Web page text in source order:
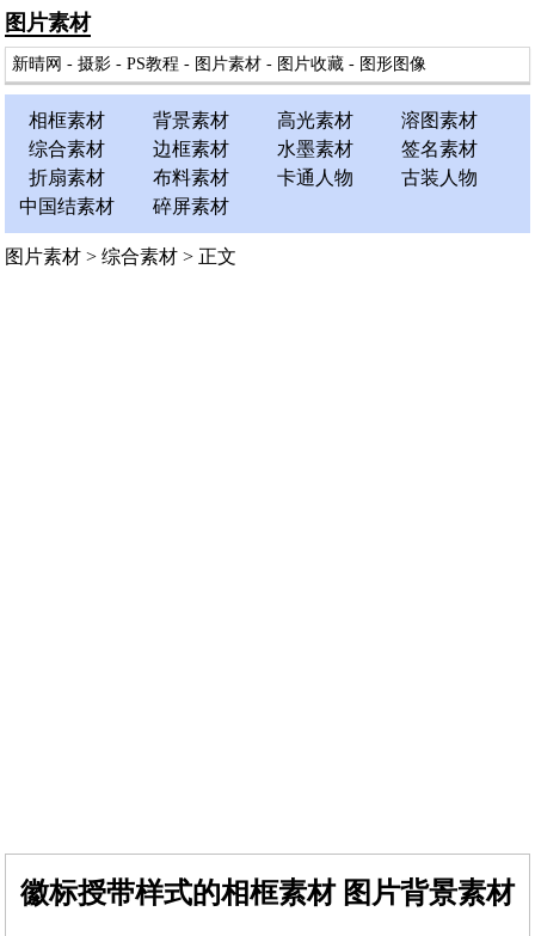
图片素材
新晴网 - 摄影 - PS教程 - 图片素材 - 图片收藏 - 图形图像
相框素材 背景素材 高光素材
溶图素材
综合素材
边框素材 水墨素材
签名素材
折扇素材
布料素材 卡通人物
古装人物
中国结素材
碎屏素材
图片素材 > 综合素材 > 正文
徽标授带样式的相框素材 图片背景素材